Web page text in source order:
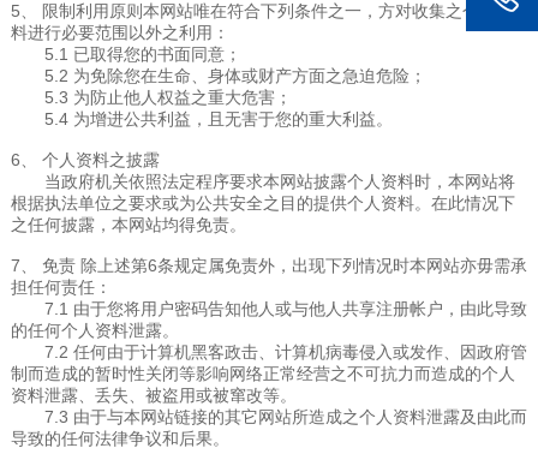
5、 限制利用原则本网站唯在符合下列条件之一，方对收集之个人资
料进行必要范围以外之利用：
5.1 已取得您的书面同意；
5.2 为免除您在生命、身体或财产方面之急迫危险；
5.3 为防止他人权益之重大危害；
5.4 为增进公共利益，且无害于您的重大利益。
6、 个人资料之披露
当政府机关依照法定程序要求本网站披露个人资料时，本网站将
根据执法单位之要求或为公共安全之目的提供个人资料。在此情况下
之任何披露，本网站均得免责。
7、 免责 除上述第6条规定属免责外，出现下列情况时本网站亦毋需承
担任何责任：
7.1 由于您将用户密码告知他人或与他人共享注册帐户，由此导致
的任何个人资料泄露。
7.2 任何由于计算机黑客政击、计算机病毒侵入或发作、因政府管
制而造成的暂时性关闭等影响网络正常经营之不可抗力而造成的个人
资料泄露、丢失、被盗用或被窜改等。
7.3 由于与本网站链接的其它网站所造成之个人资料泄露及由此而
导致的任何法律争议和后果。